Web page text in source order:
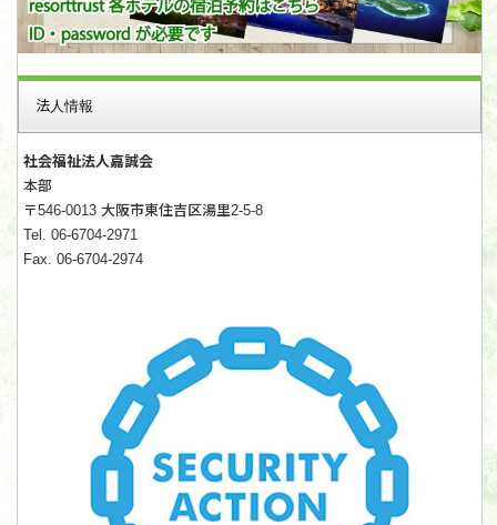
法人情報
社会福祉法人嘉誠会
本部
〒546-0013 大阪市東住吉区湯里2-5-8
Tel. 06-6704-2971
Fax. 06-6704-2974